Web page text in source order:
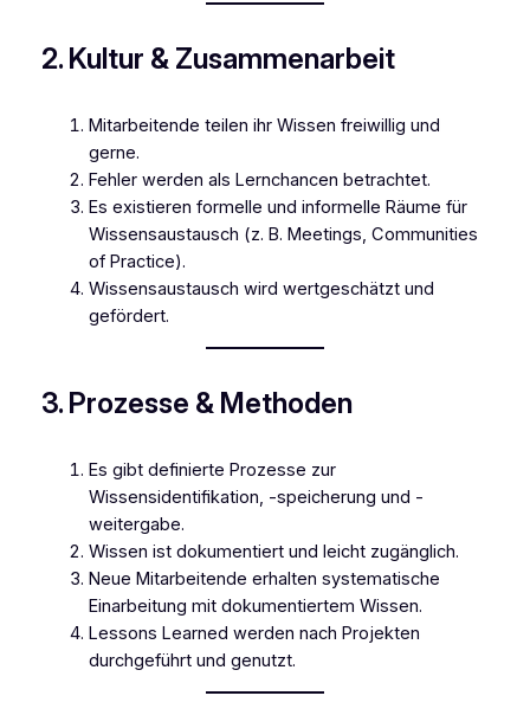
2. Kultur & Zusammenarbeit
Mitarbeitende teilen ihr Wissen freiwillig und
gerne.
Fehler werden als Lernchancen betrachtet.
Es existieren formelle und informelle Räume für
Wissensaustausch (z. B. Meetings, Communities
of Practice).
Wissensaustausch wird wertgeschätzt und
gefördert.
3. Prozesse & Methoden
Es gibt definierte Prozesse zur
Wissensidentifikation, -speicherung und -
weitergabe.
Wissen ist dokumentiert und leicht zugänglich.
Neue Mitarbeitende erhalten systematische
Einarbeitung mit dokumentiertem Wissen.
Lessons Learned werden nach Projekten
durchgeführt und genutzt.